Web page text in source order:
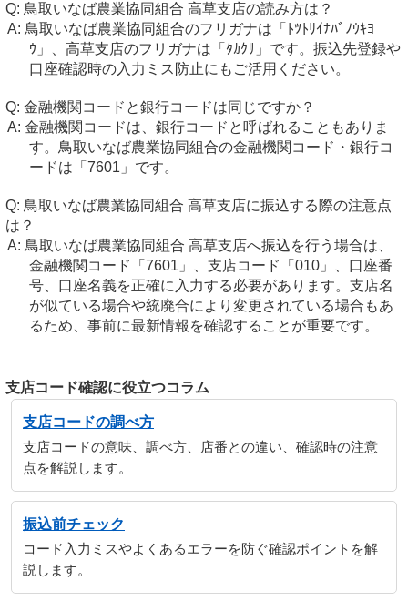
鳥取いなば農業協同組合 高草支店の読み方は？
鳥取いなば農業協同組合のフリガナは「ﾄﾂﾄﾘｲﾅﾊﾞﾉｳｷﾖ
ｳ」、高草支店のフリガナは「ﾀｶｸｻ」です。振込先登録や
口座確認時の入力ミス防止にもご活用ください。
金融機関コードと銀行コードは同じですか？
金融機関コードは、銀行コードと呼ばれることもありま
す。鳥取いなば農業協同組合の金融機関コード・銀行コ
ードは「7601」です。
鳥取いなば農業協同組合 高草支店に振込する際の注意点
は？
鳥取いなば農業協同組合 高草支店へ振込を行う場合は、
金融機関コード「7601」、支店コード「010」、口座番
号、口座名義を正確に入力する必要があります。支店名
が似ている場合や統廃合により変更されている場合もあ
るため、事前に最新情報を確認することが重要です。
支店コード確認に役立つコラム
支店コードの調べ方
支店コードの意味、調べ方、店番との違い、確認時の注意
点を解説します。
振込前チェック
コード入力ミスやよくあるエラーを防ぐ確認ポイントを解
説します。